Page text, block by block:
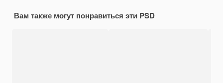
Вам также могут понравиться эти PSD